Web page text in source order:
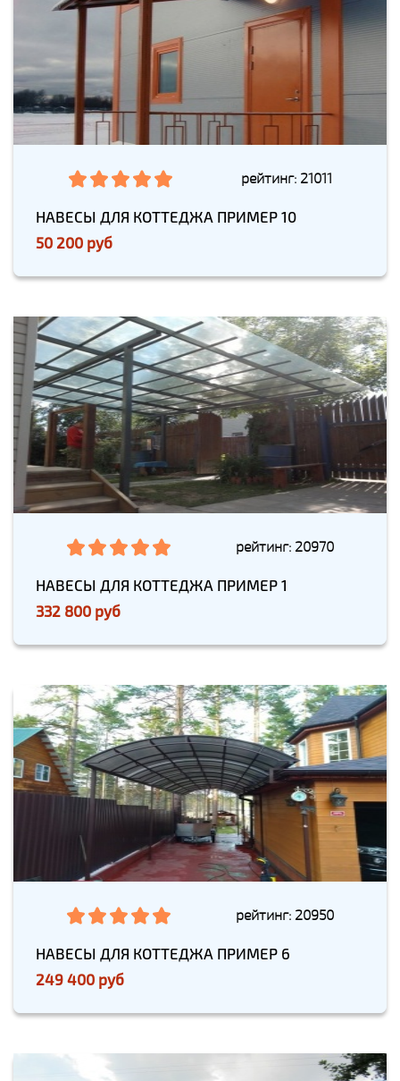
рейтинг: 21011
НАВЕСЫ ДЛЯ КОТТЕДЖА ПРИМЕР 10
50 200 руб
рейтинг: 20970
НАВЕСЫ ДЛЯ КОТТЕДЖА ПРИМЕР 1
332 800 руб
рейтинг: 20950
НАВЕСЫ ДЛЯ КОТТЕДЖА ПРИМЕР 6
249 400 руб